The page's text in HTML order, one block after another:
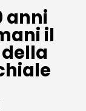
anni
il